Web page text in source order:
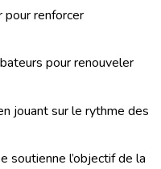
renforcer
pour renouveler
jouant sur le rythme des
soutienne l’objectif de la